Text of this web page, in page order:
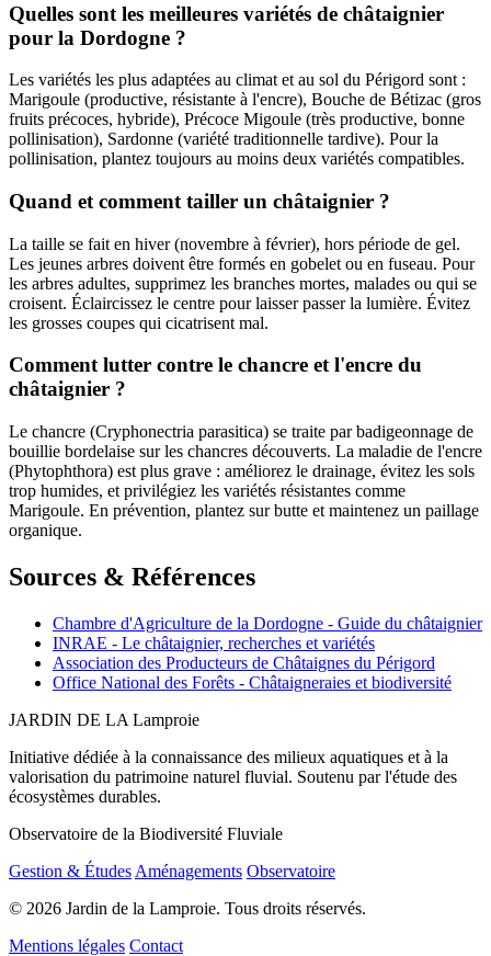
Quelles sont les meilleures variétés de châtaignier
pour la Dordogne ?
Les variétés les plus adaptées au climat et au sol du Périgord sont :
Marigoule (productive, résistante à l'encre), Bouche de Bétizac (gros
fruits précoces, hybride), Précoce Migoule (très productive, bonne
pollinisation), Sardonne (variété traditionnelle tardive). Pour la
pollinisation, plantez toujours au moins deux variétés compatibles.
Quand et comment tailler un châtaignier ?
La taille se fait en hiver (novembre à février), hors période de gel.
Les jeunes arbres doivent être formés en gobelet ou en fuseau. Pour
les arbres adultes, supprimez les branches mortes, malades ou qui se
croisent. Éclaircissez le centre pour laisser passer la lumière. Évitez
les grosses coupes qui cicatrisent mal.
Comment lutter contre le chancre et l'encre du
châtaignier ?
Le chancre (Cryphonectria parasitica) se traite par badigeonnage de
bouillie bordelaise sur les chancres découverts. La maladie de l'encre
(Phytophthora) est plus grave : améliorez le drainage, évitez les sols
trop humides, et privilégiez les variétés résistantes comme
Marigoule. En prévention, plantez sur butte et maintenez un paillage
organique.
Sources & Références
Chambre d'Agriculture de la Dordogne - Guide du châtaignier
INRAE - Le châtaignier, recherches et variétés
Association des Producteurs de Châtaignes du Périgord
Office National des Forêts - Châtaigneraies et biodiversité
JARDIN DE LA Lamproie
Initiative dédiée à la connaissance des milieux aquatiques et à la
valorisation du patrimoine naturel fluvial. Soutenu par l'étude des
écosystèmes durables.
Observatoire de la Biodiversité Fluviale
Gestion & Études Aménagements Observatoire
© 2026 Jardin de la Lamproie. Tous droits réservés.
Mentions légales Contact